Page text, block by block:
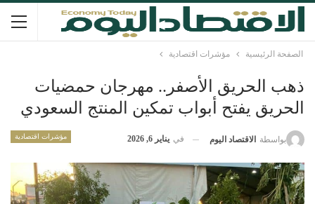
الصفحة الرئيسية مؤشرات اقتصادية
ذهب الحريق الأصفر.. مهرجان حمضيات
الحريق يفتح أبواب تمكين المنتج السعودي
مؤشرات اقتصادية بواسطة الاقتصاد اليوم في يناير 6, 2026